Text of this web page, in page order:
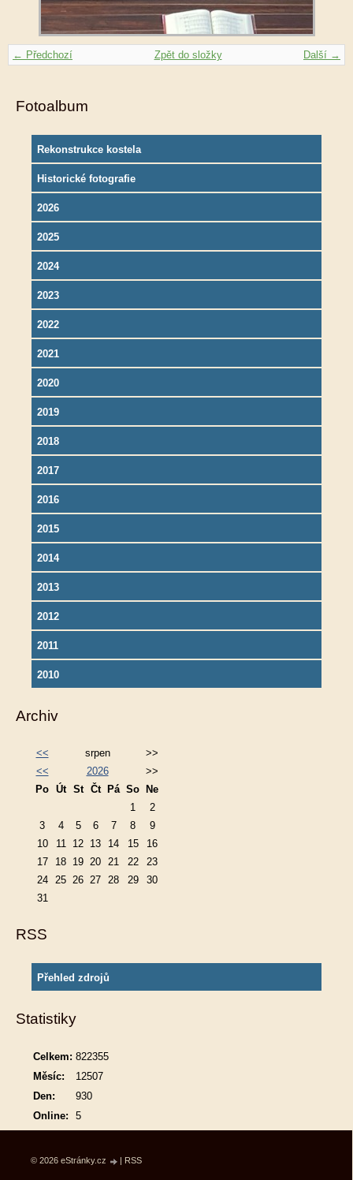
← Předchozí Další →
Zpět do složky
Fotoalbum
Rekonstrukce kostela
Historické fotografie
2026
2025
2024
2023
2022
2021
2020
2019
2018
2017
2016
2015
2014
2013
2012
2011
2010
Archiv
<< srpen
>>
<<
2026
>>
Po Út St Čt Pá So
Ne
1
2
3
4 5 6 7 8
9
10
11 12 13 14 15
16
17
18 19 20 21 22
23
24
25 26 27 28 29
30
31
RSS
Přehled zdrojů
Statistiky
Online: 5
Celkem: 822355
Měsíc:
12507
Den:
930
© 2026 eStránky.cz | RSS